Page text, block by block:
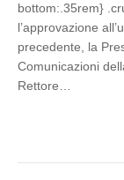
bottom:.35rem}
l’approvazione
precedente, la
Comunicazioni
Rettore…